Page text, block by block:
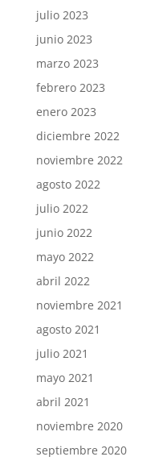
julio 2023
junio 2023
marzo 2023
febrero 2023
enero 2023
diciembre 2022
noviembre 2022
agosto 2022
julio 2022
junio 2022
mayo 2022
abril 2022
noviembre 2021
agosto 2021
julio 2021
mayo 2021
abril 2021
noviembre 2020
septiembre 2020